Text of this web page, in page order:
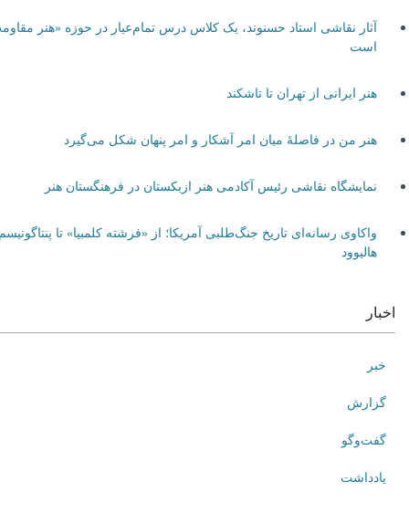
آثار نقاشی استاد حسنوند، یک کلاس درس تمام‌عیار در حوزه «هنر
است
هنر ایرانی از تهران تا تاشکند
هنر من در فاصلۀ میان امر آشکار و امر پنهان شکل می‌گیرد
نمایشگاه نقاشی رئیس آکادمی هنر ازبکستان در فرهنگستان هنر
واکاوی رسانه‌ای تاریخ جنگ‌طلبی آمریکا؛ از «فرشته کلمبیا» تا پنتاگونیسم
هالیوود
اخبار
خبر
گزارش
گفت‌وگو
یادداشت